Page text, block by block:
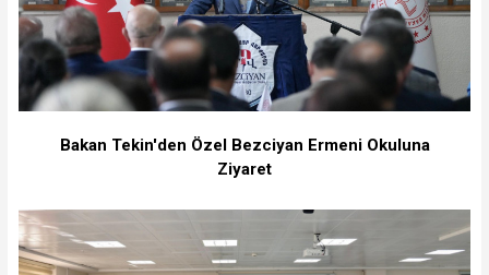
Bakan Tekin'den Özel Bezciyan Ermeni Okuluna
Ziyaret